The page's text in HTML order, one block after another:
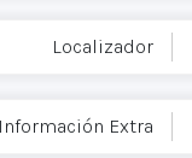
Localizador
Información Extra